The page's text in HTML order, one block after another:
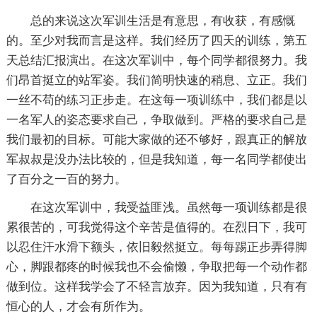
总的来说这次军训生活是有意思，有收获，有感慨
的。至少对我而言是这样。我们经历了四天的训练，第五
天总结汇报演出。在这次军训中，每个同学都很努力。我
们昂首挺立的站军姿。我们简明快速的稍息、立正。我们
一丝不苟的练习正步走。在这每一项训练中，我们都是以
一名军人的姿态要求自己，争取做到。严格的要求自己是
我们最初的目标。可能大家做的还不够好，跟真正的解放
军叔叔是没办法比较的，但是我知道，每一名同学都使出
了百分之一百的努力。
在这次军训中，我受益匪浅。虽然每一项训练都是很
累很苦的，可我觉得这个辛苦是值得的。在烈日下，我可
以忍住汗水滑下额头，依旧毅然挺立。每每踢正步弄得脚
心，脚跟都疼的时候我也不会偷懒，争取把每一个动作都
做到位。这样我学会了不轻言放弃。因为我知道，只有有
恒心的人，才会有所作为。